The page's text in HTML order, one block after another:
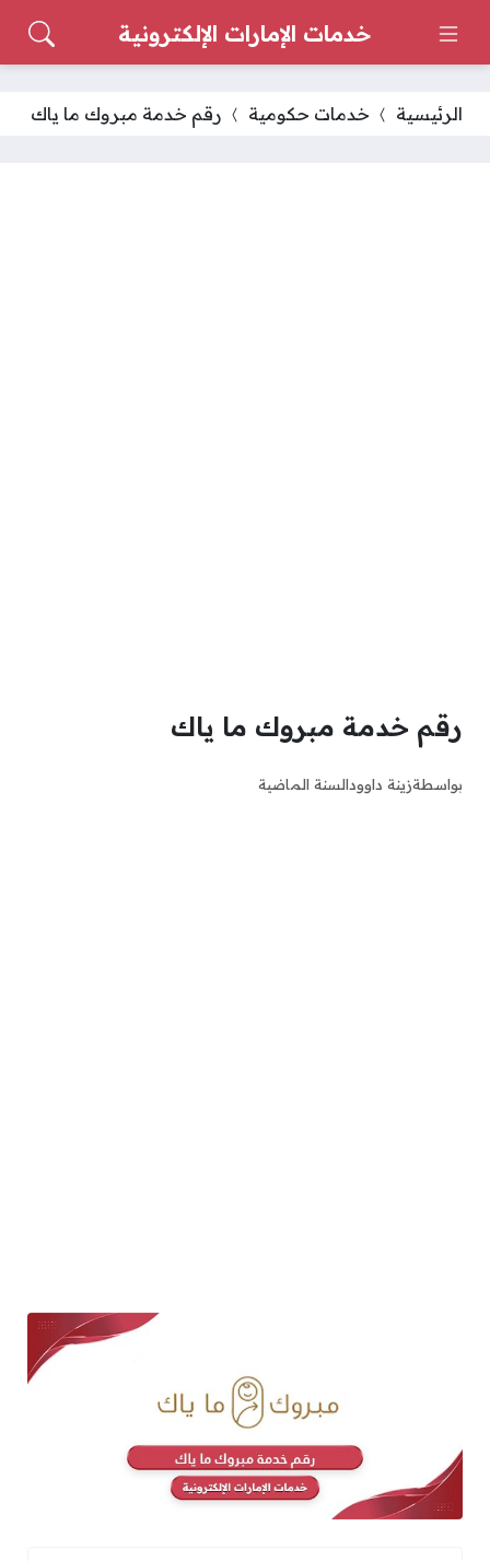
خدمات الإمارات الإلكترونية
الرئيسية خدمات حكومية رقم خدمة مبروك ما ياك
رقم خدمة مبروك ما ياك
بواسطةزينة داوودالسنة الماضية